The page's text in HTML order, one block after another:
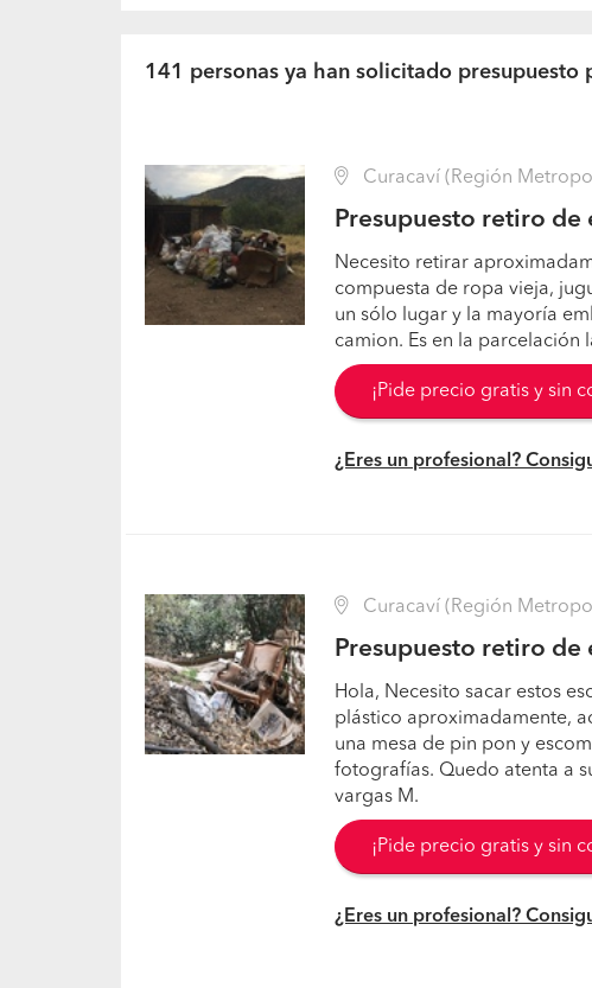
141 personas ya han solicitado presupuesto
Curacaví (Región
Presupuesto retiro de
Necesito retirar
compuesta de ropa vieja,
un sólo lugar y la mayoría
camion. Es en la parcelación
¡Pide precio gratis y sin
¿Eres un profesional?
Curacaví (Región
Presupuesto retiro de
Hola, Necesito sacar estos
plástico aproximadamente,
una mesa de pin pon y
fotografías. Quedo atenta a
vargas M.
¡Pide precio gratis y sin
¿Eres un profesional?